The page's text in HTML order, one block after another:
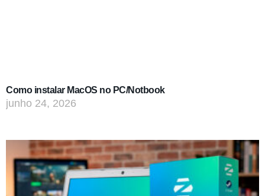
Como instalar MacOS no PC/Notbook
junho 24, 2026